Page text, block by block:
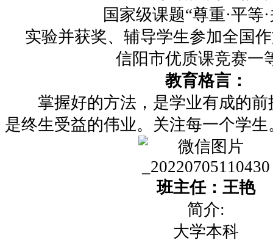
国家级课题“尊重·平等
实验并获奖、辅导学生参加全国
信阳市优质课竞赛一
教育格言：
掌握好的方法，是学业有成的
是终生受益的伟业。关注每一个学生
班主任：王艳
简介:
大学本科